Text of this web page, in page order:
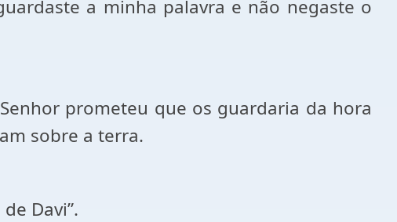
a minha palavra e não negaste o
prometeu que os guardaria da hora
sobre a terra.
Davi”.